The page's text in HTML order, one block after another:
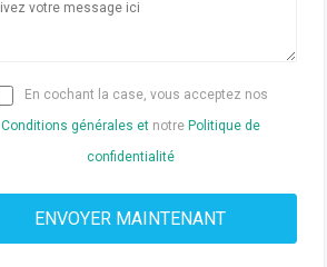
En cochant la case, vous acceptez nos
Conditions générales etnotre Politique de
confidentialité